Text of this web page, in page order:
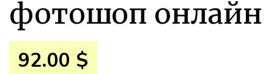
фотошоп онлайн
92.00 $